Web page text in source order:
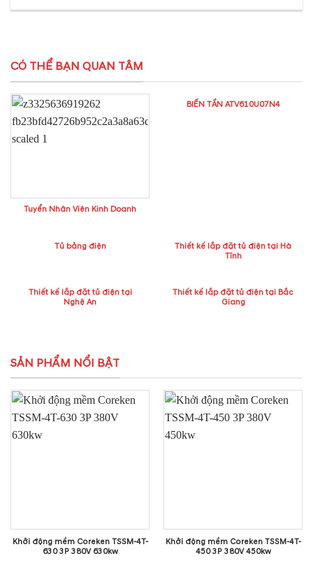
CÓ THỂ BẠN QUAN TÂM
Tuyển Nhân Viên Kinh Doanh
BIẾN TẦN ATV610U07N4
Tủ bảng điện
Thiết kế lắp đặt tủ điện tại Hà
Tĩnh
Thiết kế lắp đặt tủ điện tại
Nghệ An
Thiết kế lắp đặt tủ điện tại Bắc
Giang
SẢN PHẨM NỔI BẬT
Khởi động mềm Coreken TSSM-4T-
630 3P 380V 630kw
Khởi động mềm Coreken TSSM-4T-
450 3P 380V 450kw